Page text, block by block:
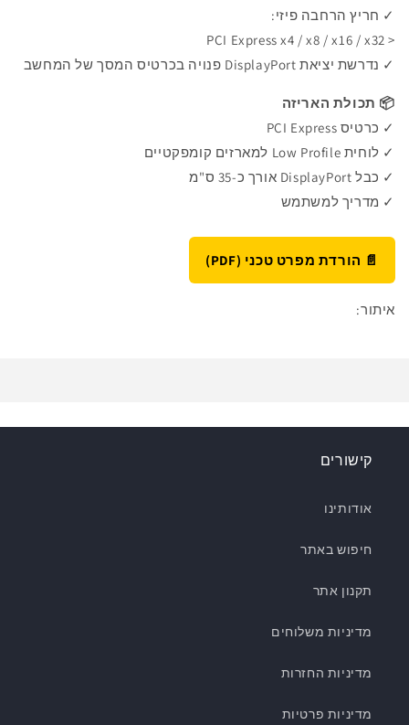
✓ חריץ הרחבה פיזי:
<
PCI Express x4 / x8 / x16 / x32
✓ נדרשת יציאת DisplayPort פנויה בכרטיס המסך של המחשב
📦 תכולת האריזה
✓ כרטיס PCI Express
✓ לוחית Low Profile למארזים קומפקטיים
✓ כבל DisplayPort אורך כ-35 ס"מ
✓ מדריך למשתמש
📄 הורדת מפרט טכני (PDF)
איתור:
קישורים
אודותינו
חיפוש באתר
תקנון אתר
מדיניות משלוחים
מדיניות החזרות
מדיניות פרטיות